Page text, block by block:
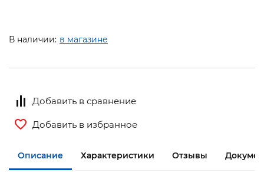
В наличии: в магазине
Добавить в сравнение
Добавить в избранное
Описание Характеристики Отзывы